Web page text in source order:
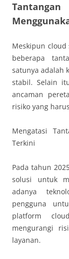
Meskipun cloud
beberapa
satunya adalah
stabil. Selain
ancaman
risiko yang
Mengatasi
Terkini
Pada tahun
solusi untuk
adanya
pengguna
platform
mengurangi
layanan.